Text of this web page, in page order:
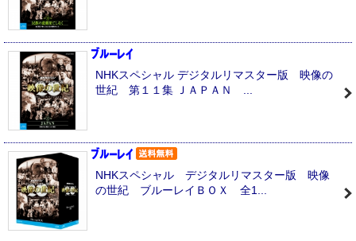
NHKスペシャル デジタルリマスター版 映像の
世紀 第１１集 ＪＡＰＡＮ ...
NHKスペシャル デジタルリマスター版 映像
の世紀 ブルーレイＢＯＸ 全1...